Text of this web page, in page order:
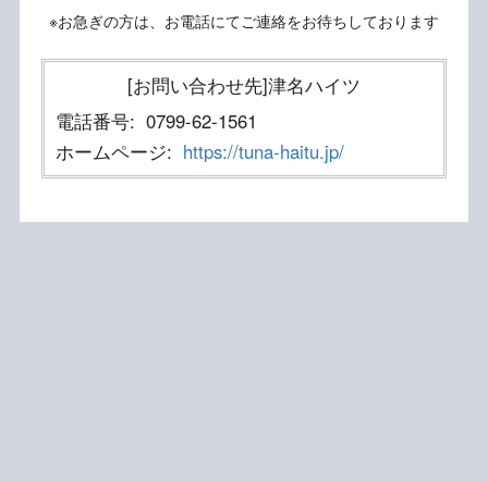
※お急ぎの方は、お電話にてご連絡をお待ちしております
[お問い合わせ先]津名ハイツ
電話番号: 0799-62-1561
ホームページ: https://tuna-haitu.jp/